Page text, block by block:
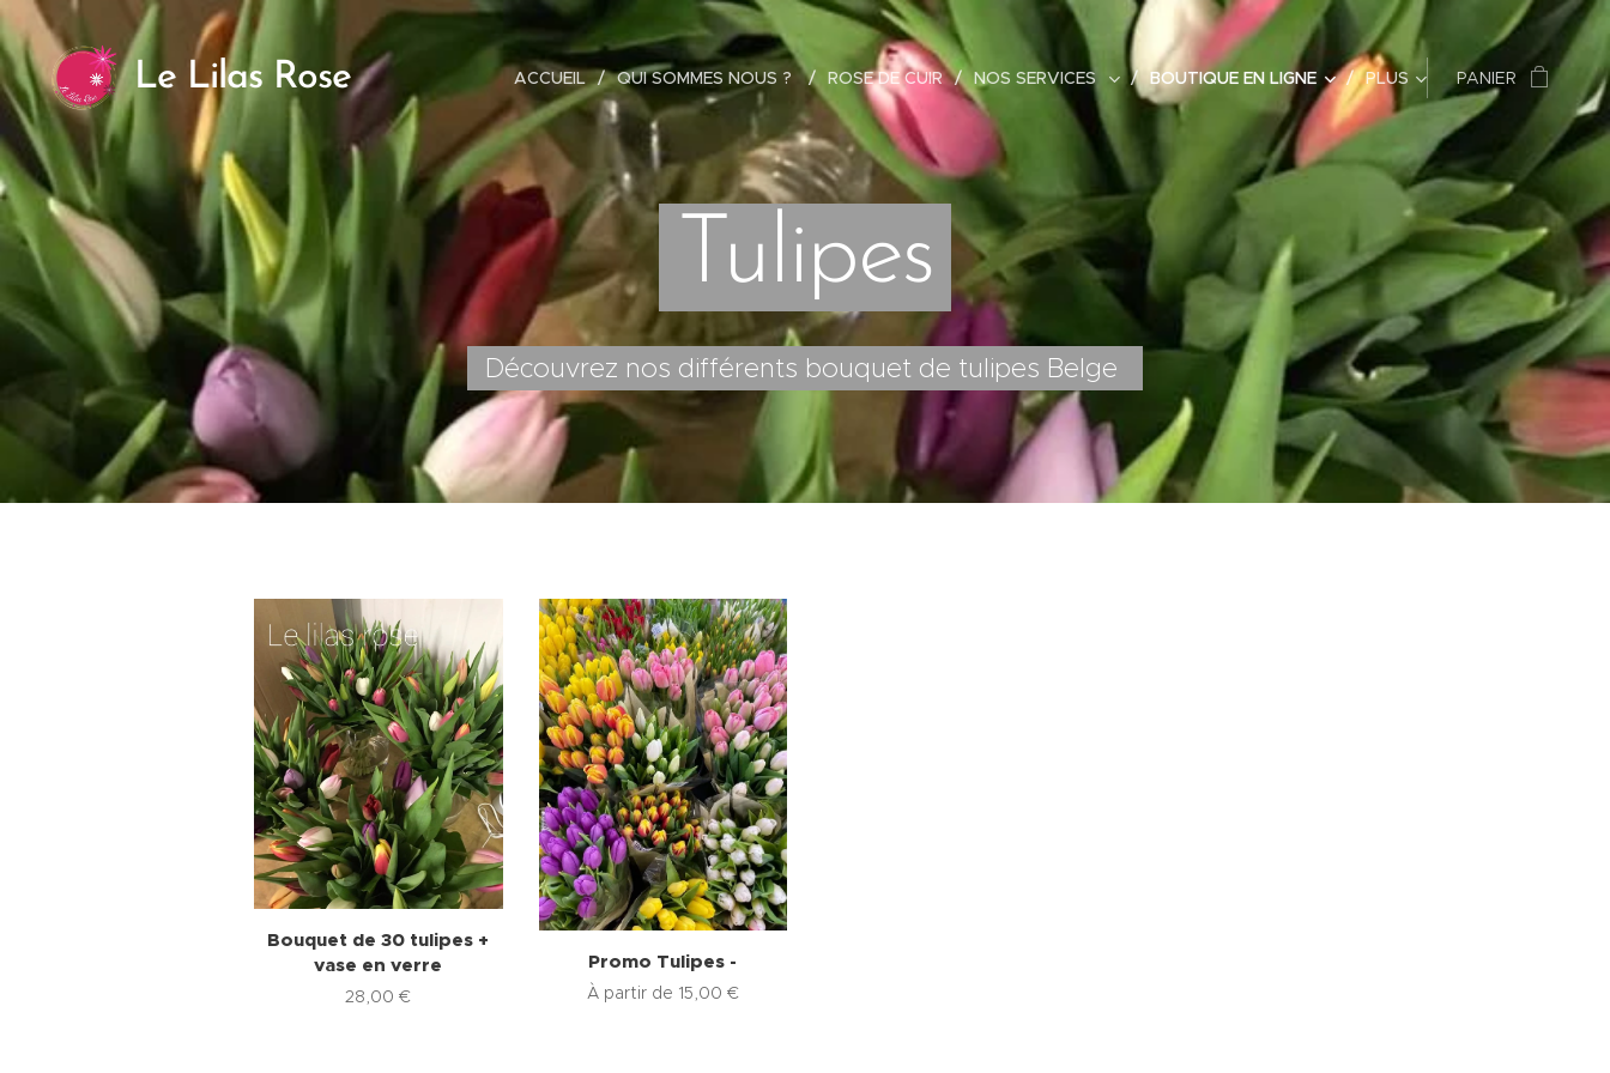
Le Lilas Rose ACCUEIL QUI SOMMES NOUS ? ROSE DE CUIR NOS SERVICES BOUTIQUE EN LIGNE PLUS PANIER
Tulipes
Découvrez nos différents bouquet de tulipes Belge
Bouquet de 30 tulipes +
vase en verre
28,00 €
Promo Tulipes -
À partir de 15,00 €